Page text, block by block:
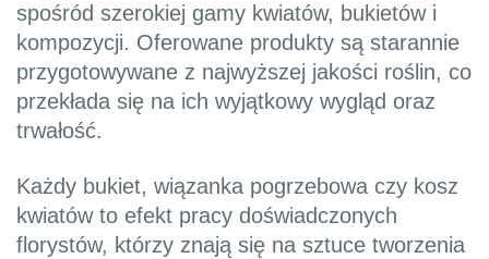
spośród szerokiej gamy kwiatów, bukietów i
kompozycji. Oferowane produkty są starannie
przygotowywane z najwyższej jakości roślin, co
przekłada się na ich wyjątkowy wygląd oraz
trwałość.
Każdy bukiet, wiązanka pogrzebowa czy kosz
kwiatów to efekt pracy doświadczonych
florystów, którzy znają się na sztuce tworzenia